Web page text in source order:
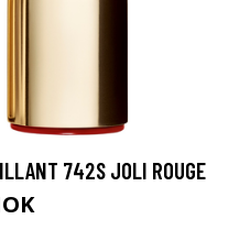
742S JOLI ROUGE